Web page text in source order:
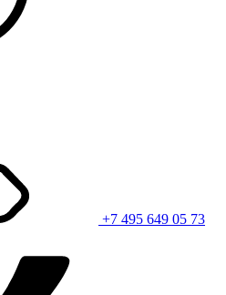
+7 495 649 05 73